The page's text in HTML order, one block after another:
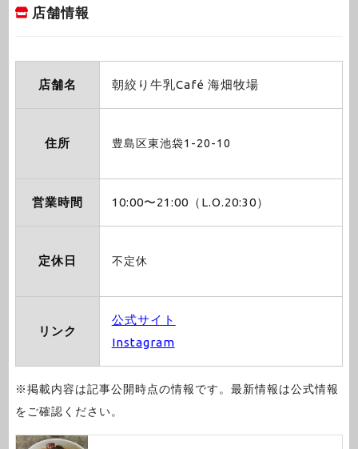
店舗情報
店舗名 朝絞り牛乳Café 海畑牧場
住所 豊島区東池袋1-20-10
営業時間 10:00〜21:00（L.O.20:30）
定休日 不定休
リンク
公式サイト
Instagram
※掲載内容は記事公開時点の情報です。最新情報は公式情報
をご確認ください。